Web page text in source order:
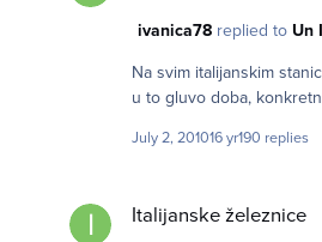
ivanica78replied to Un
Na svim italijanskim stanicama imas
u to gluvo doba,
July 2, 201016 yr190 replies
Italijanske železnice